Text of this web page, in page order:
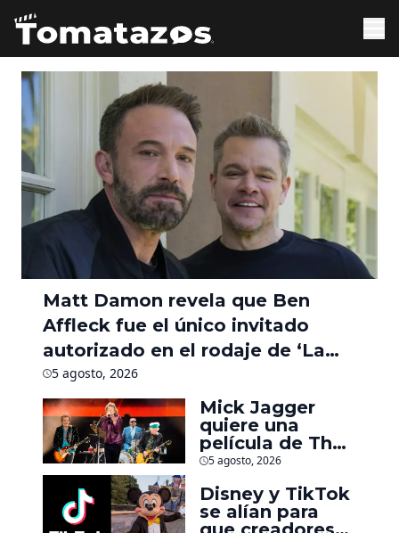
Matt Damon revela que Ben
Affleck fue el único invitado
autorizado en el rodaje de ‘La
Odisea’ durante seis meses
5 agosto, 2026
Mick Jagger
quiere una
película de The
Rolling Stones
los biopics de
The Beatles
5 agosto, 2026
Disney y TikTok
se alían para